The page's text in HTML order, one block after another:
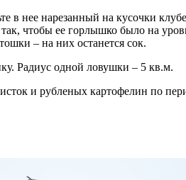
в нее нарезанный на кусочки
чтобы ее горлышко было на
– на них останется сок.
Радиус одной ловушки – 5 кв.м.
и рубленых картофелин по